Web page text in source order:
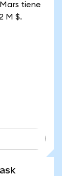
tiene
M $.